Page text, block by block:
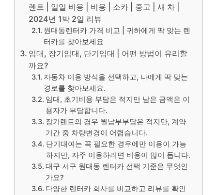
렌트 | 일일 비용 | 비용 | 소카 | 중고 | 새 차 |
2024년 1박 2일 리뷰
원대동렌터카 가격 비교 | 귀하에게 딱 맞는 렌
터카를 찾아보세요
임대, 장기임대, 단기임대 | 어떤 방법이 유리할
까요?
자동차 이용 방식을 선택하고, 나에게 딱 맞는
경로를 찾아보세요.
임대, 초기비용 부담은 적지만 남은 금액은 이
용자가 부담합니다.
장기렌트의 경우 월납부부담은 적지만, 계약
기간 중 차량변경이 어렵습니다.
단기대여는 꼭 필요한 경우에만 이용이 가능
하지만, 자주 이용하려면 비용이 많이 듭니다.
대구 서구 원대동 렌터카 선택 기준은 무엇인
가요?
다양한 렌터카 회사를 비교하고 리뷰를 확인